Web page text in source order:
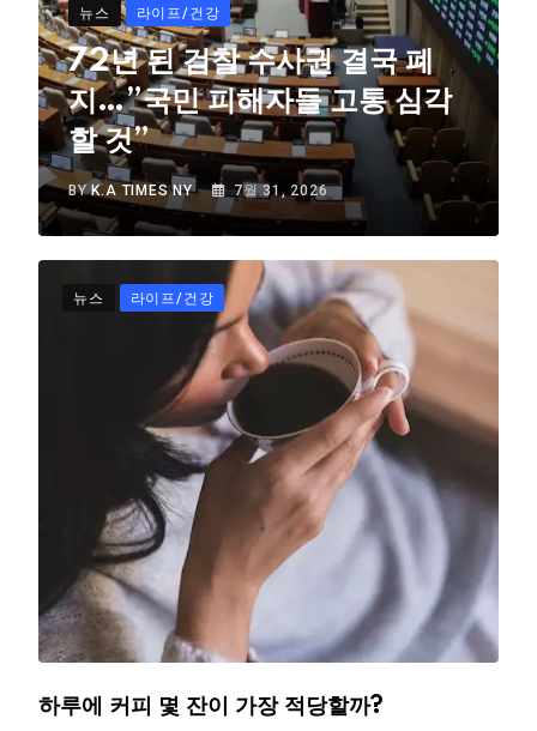
뉴스 라이프/건강
72년 된 검찰 수사권 결국 폐
지…”국민 피해자들 고통 심각
할 것”
BYK.A TIMES NY 7월 31, 2026
뉴스 라이프/건강
하루에 커피 몇 잔이 가장 적당할까?